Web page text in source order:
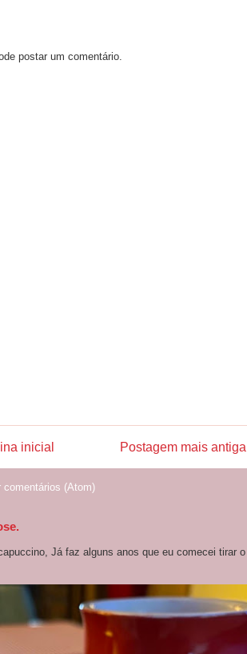
postar um comentário.
Postagem mais antiga
inicial
comentários (Atom)
Já faz alguns anos que eu comecei tirar o